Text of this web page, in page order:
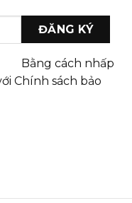
Bằng cách nhấp
Chính sách bảo